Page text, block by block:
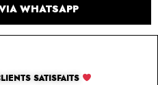
WHATSAPP
SATISFAITS